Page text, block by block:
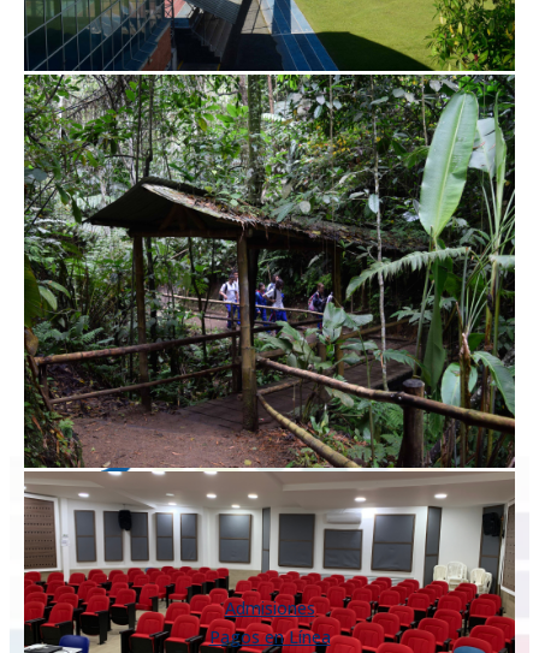
ENLACES DIRECTOS
Admisiones
Pagos en Línea